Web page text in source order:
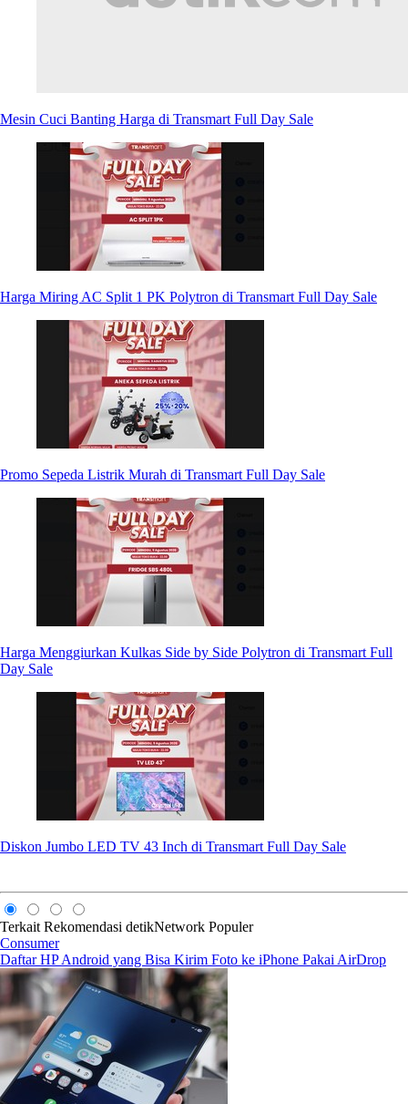
Mesin Cuci Banting Harga di Transmart Full Day Sale
Harga Miring AC Split 1 PK Polytron di Transmart Full Day Sale
Promo Sepeda Listrik Murah di Transmart Full Day Sale
Harga Menggiurkan Kulkas Side by Side Polytron di Transmart Full
Day Sale
Diskon Jumbo LED TV 43 Inch di Transmart Full Day Sale
Terkait Rekomendasi detikNetwork Populer
Consumer
Daftar HP Android yang Bisa Kirim Foto ke iPhone Pakai AirDrop